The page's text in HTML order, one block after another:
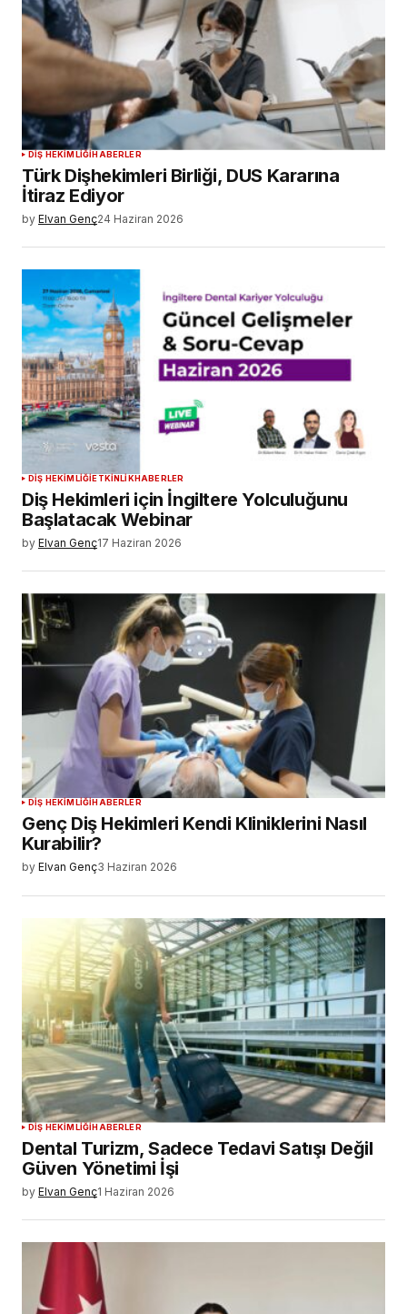
DIŞ HEKIMLIĞIHABERLER
Türk Dişhekimleri Birliği, DUS Kararına
İtiraz Ediyor
by Elvan Genç24 Haziran 2026
DIŞ HEKIMLIĞIETKINLIKHABERLER
Diş Hekimleri için İngiltere Yolculuğunu
Başlatacak Webinar
by Elvan Genç17 Haziran 2026
DIŞ HEKIMLIĞIHABERLER
Genç Diş Hekimleri Kendi Kliniklerini Nasıl
Kurabilir?
by Elvan Genç3 Haziran 2026
DIŞ HEKIMLIĞIHABERLER
Dental Turizm, Sadece Tedavi Satışı Değil
Güven Yönetimi İşi
by Elvan Genç1 Haziran 2026